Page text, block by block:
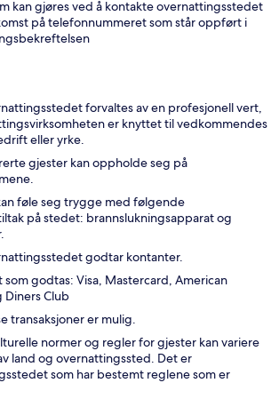
kan gjøres ved å kontakte overnattingsstedet
på telefonnummeret som står oppført i
forvaltes av en profesjonell vert,
er knyttet til vedkommendes
eller yrke.
gjester kan oppholde seg på
føle seg trygge med følgende
på stedet: brannslukningsapparat og
godtar kontanter.
godtas: Visa, Mastercard, American
Diners Club
transaksjoner er mulig.
normer og regler for gjester kan variere
land og overnattingssted. Det er
som har bestemt reglene som er